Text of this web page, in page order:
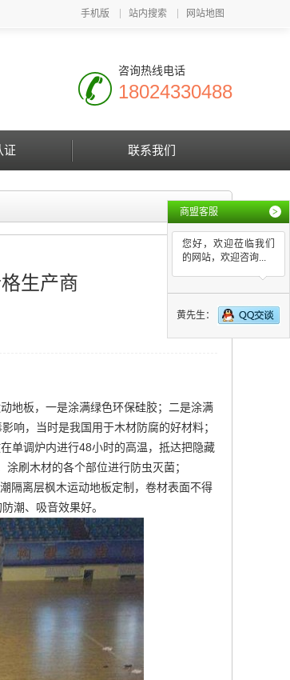
手机版 站内搜索 网站地图
咨询热线电话
18024330488
证 联系我们
生产商
地板，一是涂满绿色环保硅胶；二是涂满
响，当时是我国用于木材防腐的好材料；
单调炉内进行48小时的高温，抵达把隐藏
刷木材的各个部位进行防虫灭菌；
隔离层枫木运动地板定制 ，卷材表面不得
潮、吸音效果好。
商盟客服 >
您好，欢迎莅临我们
的网站，欢迎咨询...
黄先生：